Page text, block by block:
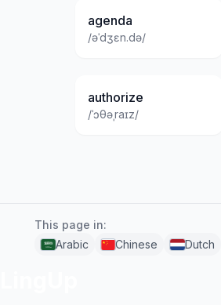
agenda
/əˈdʒɛn.də/
authorize
/ˈɔθəˌraɪz/
This page in:
Arabic
Chinese Dutch